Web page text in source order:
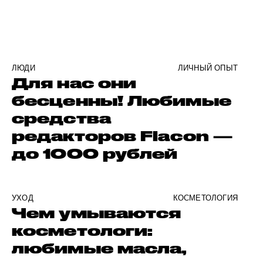
ЛЮДИ ЛИЧНЫЙ ОПЫТ
Для нас они
бесценны! Любимые
средства
редакторов Flacon —
до 1000 рублей
УХОД КОСМЕТОЛОГИЯ
Чем умываются
косметологи:
любимые масла,